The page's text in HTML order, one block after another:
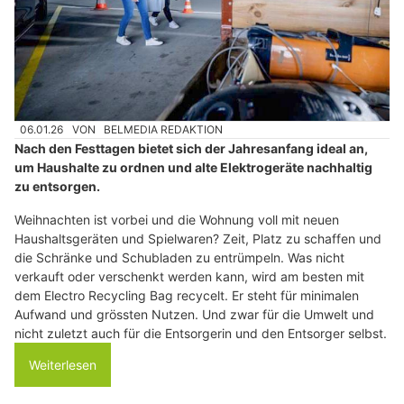
06.01.26 VON BELMEDIA REDAKTION
Nach den Festtagen bietet sich der Jahresanfang ideal an,
um Haushalte zu ordnen und alte Elektrogeräte nachhaltig
zu entsorgen.
Weihnachten ist vorbei und die Wohnung voll mit neuen
Haushaltsgeräten und Spielwaren? Zeit, Platz zu schaffen und
die Schränke und Schubladen zu entrümpeln. Was nicht
verkauft oder verschenkt werden kann, wird am besten mit
dem Electro Recycling Bag recycelt. Er steht für minimalen
Aufwand und grössten Nutzen. Und zwar für die Umwelt und
nicht zuletzt auch für die Entsorgerin und den Entsorger selbst.
Weiterlesen